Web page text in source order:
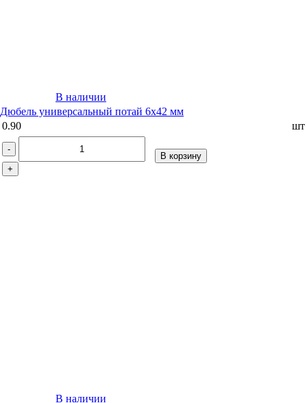
В наличии
Дюбель универсальный потай 6х42 мм
0.90
шт
-
+
В корзину
В наличии